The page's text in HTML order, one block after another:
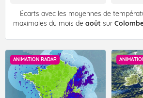
Écarts avec les moyennes de
maximales du mois de août sur
ANIMATION RADAR